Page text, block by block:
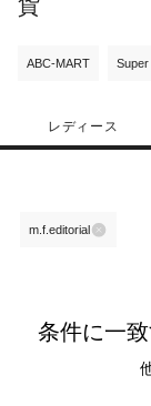
貨
ABC-MART Super
レディース
m.f.editorial
条件に一